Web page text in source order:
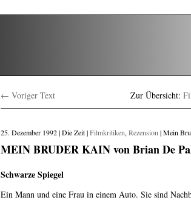
← Voriger Text Zur Übersicht:
25. Dezember 1992 | Die Zeit |Filmkritiken, Rezension | Mein
MEIN BRUDER KAIN von Brian De
Schwarze Spiegel
Ein Mann und eine Frau in einem Auto. Sie sind